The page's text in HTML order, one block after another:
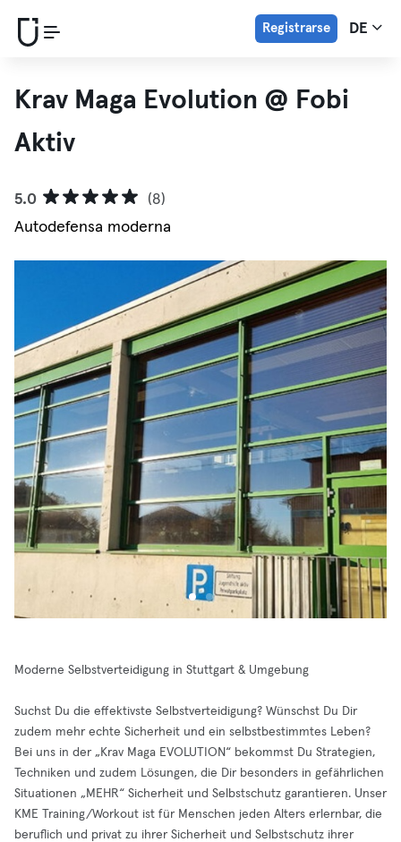
Registrarse DE
Krav Maga Evolution @ Fobi
Aktiv
5.0
(8)
Autodefensa moderna
Moderne Selbstverteidigung in Stuttgart & Umgebung
Suchst Du die effektivste Selbstverteidigung? Wünschst Du Dir
zudem mehr echte Sicherheit und ein selbstbestimmtes Leben?
Bei uns in der „Krav Maga EVOLUTION“ bekommst Du Strategien,
Techniken und zudem Lösungen, die Dir besonders in gefährlichen
Situationen „MEHR“ Sicherheit und Selbstschutz garantieren. Unser
KME Training/Workout ist für Menschen jeden Alters erlernbar, die
beruflich und privat zu ihrer Sicherheit und Selbstschutz ihrer